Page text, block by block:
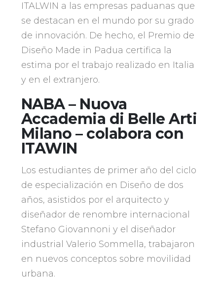
ITALWIN a las empresas paduanas que
se destacan en el mundo por su grado
de innovación. De hecho, el Premio de
Diseño Made in Padua certifica la
estima por el trabajo realizado en Italia
y en el extranjero.
NABA – Nuova
Accademia di Belle Arti
Milano – colabora con
ITAWIN
Los estudiantes de primer año del ciclo
de especialización en Diseño de dos
años, asistidos por el arquitecto y
diseñador de renombre internacional
Stefano Giovannoni y el diseñador
industrial Valerio Sommella, trabajaron
en nuevos conceptos sobre movilidad
urbana.